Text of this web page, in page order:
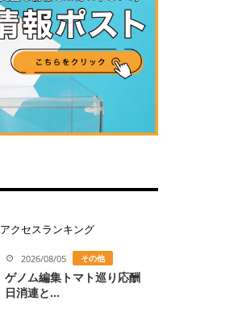
アクセスランキング
2026/08/05 その他
ゲノム編集トマト巡り応酬
日消連と...